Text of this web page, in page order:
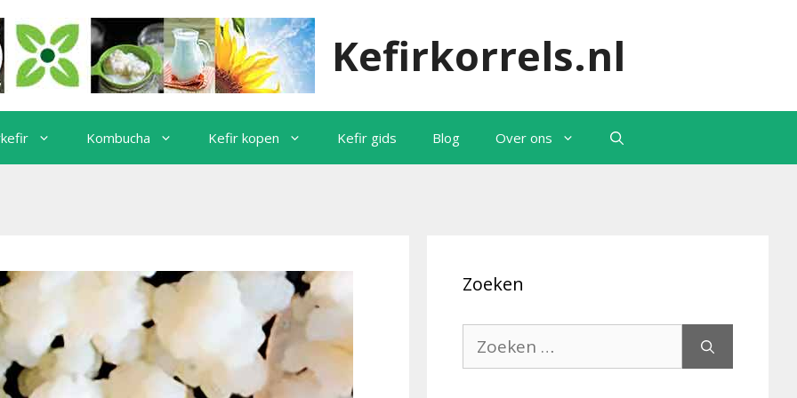
Kefirkorrels.nl
Kombucha Kefir kopen Kefir gids Blog Over ons
Zoeken
Zoek
naar: